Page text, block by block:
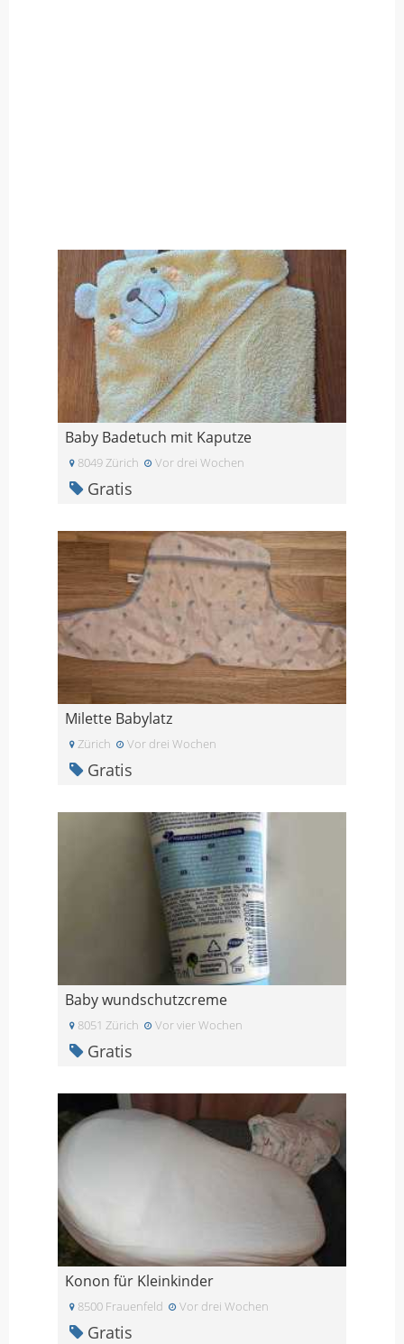
Baby Badetuch mit Kaputze
8049 Zürich Vor drei Wochen
Gratis
Milette Babylatz
Zürich Vor drei Wochen
Gratis
Baby wundschutzcreme
8051 Zürich Vor vier Wochen
Gratis
Konon für Kleinkinder
8500 Frauenfeld Vor drei Wochen
Gratis